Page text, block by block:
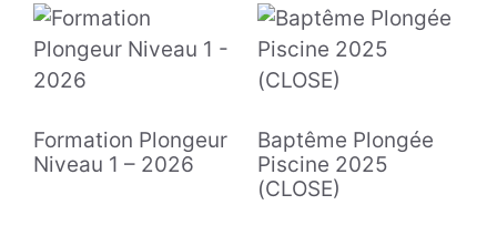
Formation Plongeur
Niveau 1 – 2026
Baptême Plongée
Piscine 2025
(CLOSE)